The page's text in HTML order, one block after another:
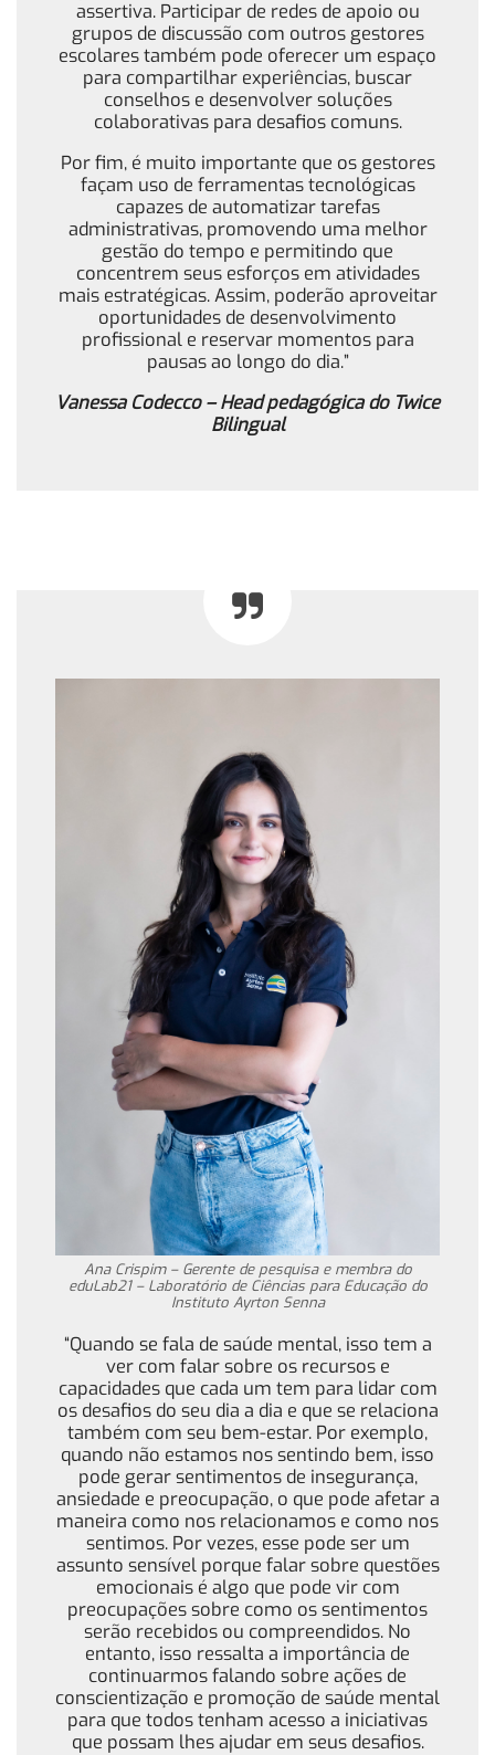
assertiva. Participar de redes de apoio ou
grupos de discussão com outros gestores
escolares também pode oferecer um espaço
para compartilhar experiências, buscar
conselhos e desenvolver soluções
colaborativas para desafios comuns.
Por fim, é muito importante que os gestores
façam uso de ferramentas tecnológicas
capazes de automatizar tarefas
administrativas, promovendo uma melhor
gestão do tempo e permitindo que
concentrem seus esforços em atividades
mais estratégicas. Assim, poderão aproveitar
oportunidades de desenvolvimento
profissional e reservar momentos para
pausas ao longo do dia.”
Vanessa Codecco – Head pedagógica do Twice
Bilingual
Ana Crispim – Gerente de pesquisa e membra do
eduLab21 – Laboratório de Ciências para Educação do
Instituto Ayrton Senna
“Quando se fala de saúde mental, isso tem a
ver com falar sobre os recursos e
capacidades que cada um tem para lidar com
os desafios do seu dia a dia e que se relaciona
também com seu bem-estar. Por exemplo,
quando não estamos nos sentindo bem, isso
pode gerar sentimentos de insegurança,
ansiedade e preocupação, o que pode afetar a
maneira como nos relacionamos e como nos
sentimos. Por vezes, esse pode ser um
assunto sensível porque falar sobre questões
emocionais é algo que pode vir com
preocupações sobre como os sentimentos
serão recebidos ou compreendidos. No
entanto, isso ressalta a importância de
continuarmos falando sobre ações de
conscientização e promoção de saúde mental
para que todos tenham acesso a iniciativas
que possam lhes ajudar em seus desafios.